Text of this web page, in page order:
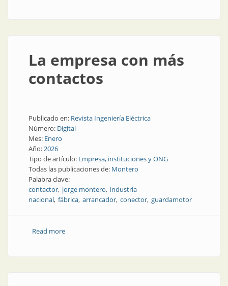
La empresa con más
contactos
Publicado en: Revista Ingeniería Eléctrica
Número: Digital
Mes: Enero
Año:2026
Tipo de artículo: Empresa, instituciones y ONG
Todas las publicaciones de: Montero
Palabra clave:
contactor jorge montero industria
nacional fábrica arrancador conector guardamotor
Read moreabout La empresa con más contactos